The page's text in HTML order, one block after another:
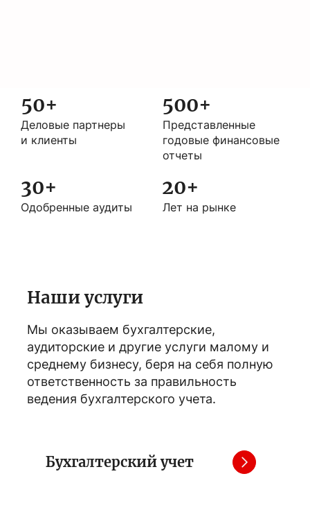
50+
Деловые партнеры
и клиенты
500+
Представленные
годовые финансовые
отчеты
30+
Одобренные аудиты
20+
Лет на рынке
Наши услуги
Мы оказываем бухгалтерские,
аудиторские и другие услуги малому и
среднему бизнесу, беря на себя полную
ответственность за правильность
ведения бухгалтерского учета.
Бухгалтерский учет